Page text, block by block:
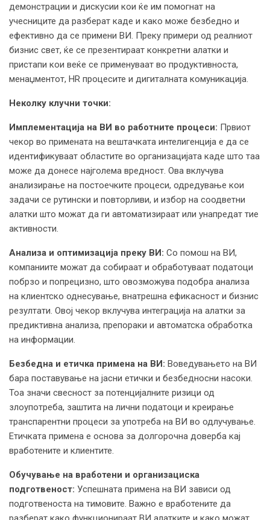
демонстрации и дискусии кои ќе им помогнат на
учесниците да разберат каде и како може безбедно и
ефективно да се примени ВИ. Преку примери од реалниот
бизнис свет, ќе се презентираат конкретни алатки и
пристапи кои веќе се применуваат во продуктивноста,
менаџментот, HR процесите и дигиталната комуникација.
Неколку клучни точки:
Имплементација на ВИ во работните процеси: Првиот
чекор во примената на вештачката интелигенција е да се
идентификуваат областите во организацијата каде што таа
може да донесе најголема вредност. Ова вклучува
анализирање на постоечките процеси, одредување кои
задачи се рутински и повторливи, и избор на соодветни
алатки што можат да ги автоматизираат или унапредат тие
активности.
Анализа и оптимизација преку ВИ: Со помош на ВИ,
компаниите можат да собираат и обработуваат податоци
побрзо и попрецизно, што овозможува подобра анализа
на клиентско однесување, внатрешна ефикасност и бизнис
резултати. Овој чекор вклучува интеграција на алатки за
предиктивна анализа, препораки и автоматска обработка
на информации.
Безбедна и етичка примена на ВИ: Воведувањето на ВИ
бара поставување на јасни етички и безбедносни насоки.
Тоа значи свесност за потенцијалните ризици од
злоупотреба, заштита на лични податоци и креирање
транспарентни процеси за употреба на ВИ во одлучување.
Етичката примена е основа за долгорочна доверба кај
вработените и клиентите.
Обучување на вработени и организациска
подготвеност: Успешната примена на ВИ зависи од
подготвеноста на тимовите. Важно е вработените да